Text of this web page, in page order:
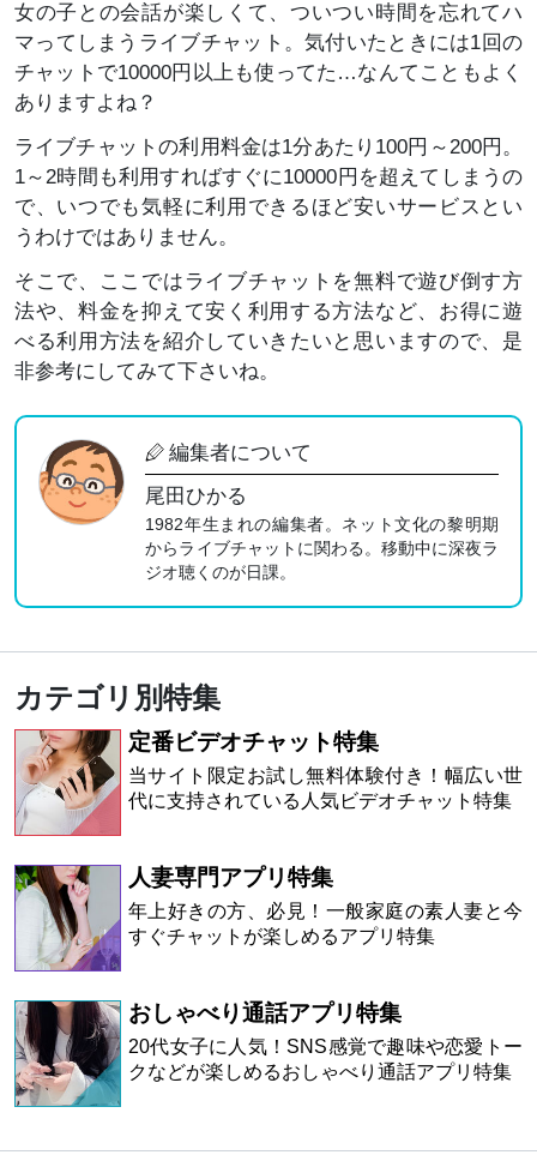
女の子との会話が楽しくて、ついつい時間を忘れてハ
マってしまうライブチャット。気付いたときには1回の
チャットで10000円以上も使ってた…なんてこともよく
ありますよね？
ライブチャットの利用料金は1分あたり100円～200円。
1～2時間も利用すればすぐに10000円を超えてしまうの
で、いつでも気軽に利用できるほど安いサービスとい
うわけではありません。
そこで、ここではライブチャットを無料で遊び倒す方
法や、料金を抑えて安く利用する方法など、お得に遊
べる利用方法を紹介していきたいと思いますので、是
非参考にしてみて下さいね。
編集者について
尾田ひかる
1982年生まれの編集者。ネット文化の黎明期
からライブチャットに関わる。移動中に深夜ラ
ジオ聴くのが日課。
カテゴリ別特集
定番ビデオチャット特集
当サイト限定お試し無料体験付き！幅広い世
代に支持されている人気ビデオチャット特集
人妻専門アプリ特集
年上好きの方、必見！一般家庭の素人妻と今
すぐチャットが楽しめるアプリ特集
おしゃべり通話アプリ特集
20代女子に人気！SNS感覚で趣味や恋愛トー
クなどが楽しめるおしゃべり通話アプリ特集